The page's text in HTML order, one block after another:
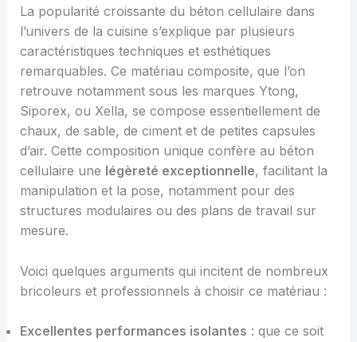
La popularité croissante du béton cellulaire dans
l’univers de la cuisine s’explique par plusieurs
caractéristiques techniques et esthétiques
remarquables. Ce matériau composite, que l’on
retrouve notamment sous les marques Ytong,
Siporex, ou Xella, se compose essentiellement de
chaux, de sable, de ciment et de petites capsules
d’air. Cette composition unique confère au béton
cellulaire une légèreté exceptionnelle, facilitant la
manipulation et la pose, notamment pour des
structures modulaires ou des plans de travail sur
mesure.
Voici quelques arguments qui incitent de nombreux
bricoleurs et professionnels à choisir ce matériau :
Excellentes performances isolantes : que ce soit